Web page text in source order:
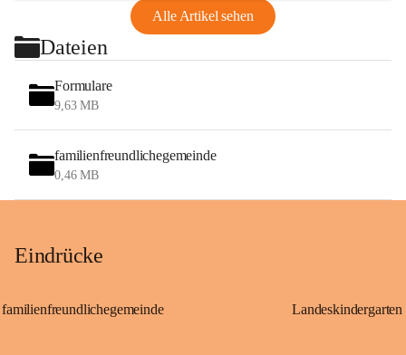
Alle Artikel sehen
Dateien
Formulare
9,63 MB
familienfreundlichegemeinde
0,46 MB
Eindrücke
familienfreundlichegemeinde